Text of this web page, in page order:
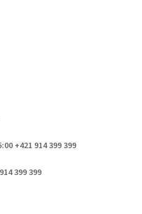
+421 914 399 399
399 399